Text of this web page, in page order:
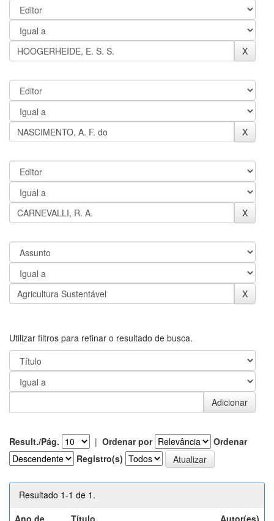
Utilizar filtros para refinar o resultado de busca.
Result./Pág. | Ordenar por
Ordenar
Registro(s)
Resultado 1-1 de 1.
Ano de
Título Autor(es)